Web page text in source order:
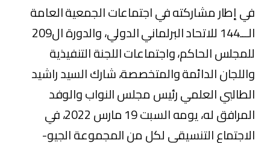
في إطار مشاركته في اجتماعات الجمعية العامة
الـــ144 للاتحاد البرلماني الدولي، والدورة ال209
للمجلس الحاكم، واجتماعات اللجنة التنفيذية
واللجان الدائمة والمتخصصة، شارك السيد راشيد
الطالبي العلمي رئيس مجلس النواب والوفد
المرافق له، يومه السبت 19 مارس 2022، في
الاجتماع التنسيقي لكل من المجموعة الجيو-